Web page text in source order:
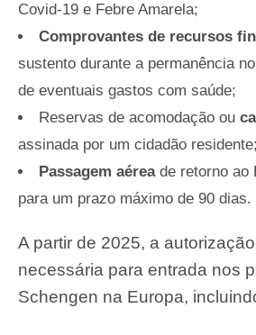
Covid-19 e Febre Amarela;
Comprovantes de recursos
sustento durante a permanência
de eventuais gastos com saúde;
Reservas de acomodação ou
assinada por um cidadão residente;
Passagem aéreade retorno ao
para um prazo máximo de 90 dias.
A partir de 2025, a
necessária para entrada nos
Schengen na Europa,